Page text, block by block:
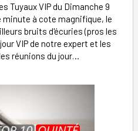
Tuyaux VIP du Dimanche 9
minute à cote magnifique, le
bruits d'écuries (pros les
VIP de notre expert et les
réunions du jour…